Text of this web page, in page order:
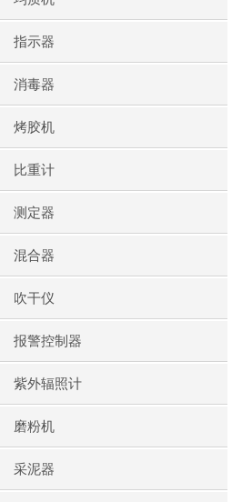
指示器
消毒器
烤胶机
比重计
测定器
混合器
吹干仪
报警控制器
紫外辐照计
磨粉机
采泥器